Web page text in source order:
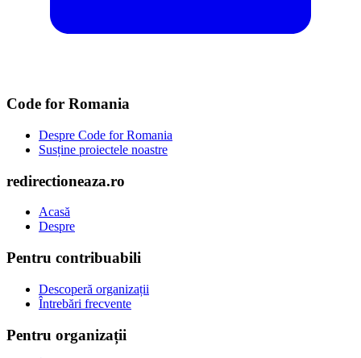
Code for Romania
Despre Code for Romania
Susține proiectele noastre
redirectioneaza.ro
Acasă
Despre
Pentru contribuabili
Descoperă organizații
Întrebări frecvente
Pentru organizații